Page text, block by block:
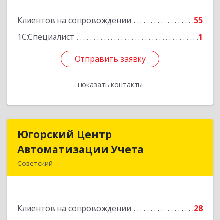
Клиентов на сопровождении
55
1С:Специалист
1
Отправить заявку
Показать контакты
Подробнее
Отправить заявку
Назад
Югорский Центр
Автоматизации Учета
Советский
Клиентов на сопровождении
28
Югорский Центр
Автоматизации Учета